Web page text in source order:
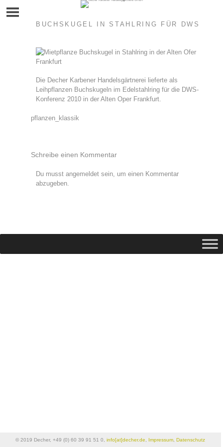
BUCHSKUGEL IN STAHLRING FÜR DWS
Die Decher Karbener Handelsgärtnerei lieferte als
Leihpflanzen Buchskugeln im Edelstahlring für die DWS-
Konferenz 2010 in der Alten Oper Frankfurt.
Beitragsnavigation
pflanzen_klassik
Schreibe einen Kommentar
Du musst angemeldet sein, um einen Kommentar
abzugeben.
© 2019 Decher, +49 (0) 60 39 91 51 0,info[at]decher.de Impressum ,Datenschutz